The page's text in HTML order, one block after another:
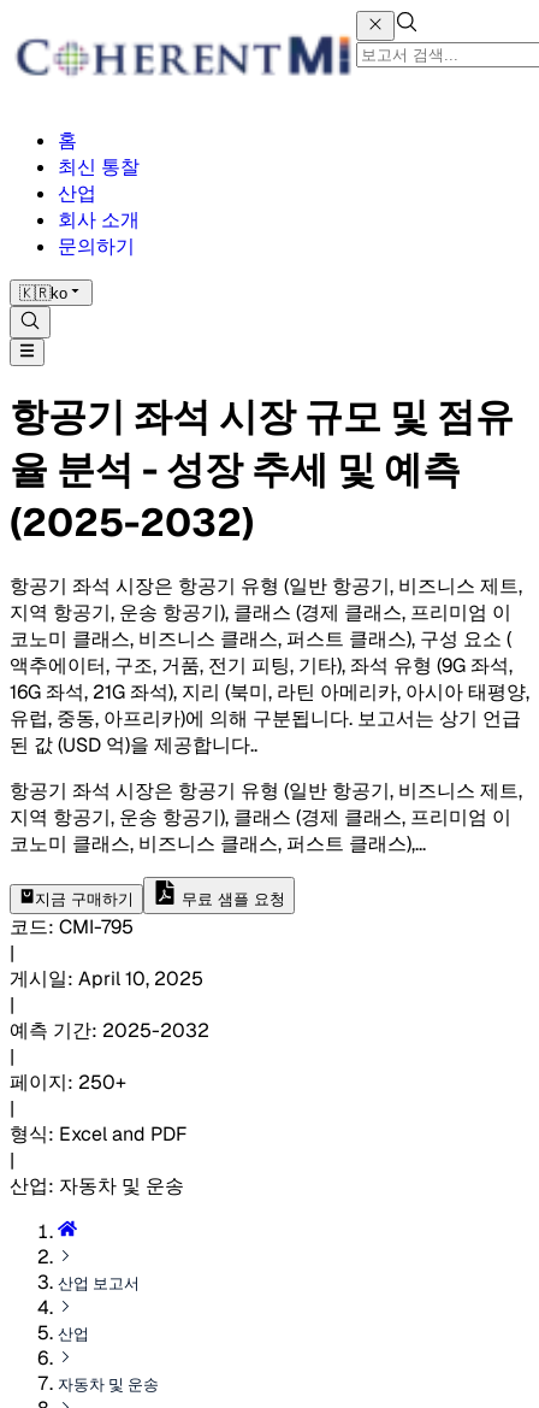
홈
최신 통찰
산업
회사 소개
문의하기
🇰🇷ko
항공기 좌석 시장 규모 및 점유
율 분석 - 성장 추세 및 예측
(2025-2032)
항공기 좌석 시장은 항공기 유형 (일반 항공기, 비즈니스 제트,
지역 항공기, 운송 항공기), 클래스 (경제 클래스, 프리미엄 이
코노미 클래스, 비즈니스 클래스, 퍼스트 클래스), 구성 요소 (
액추에이터, 구조, 거품, 전기 피팅, 기타), 좌석 유형 (9G 좌석,
16G 좌석, 21G 좌석), 지리 (북미, 라틴 아메리카, 아시아 태평양,
유럽, 중동, 아프리카)에 의해 구분됩니다. 보고서는 상기 언급
된 값 (USD 억)을 제공합니다..
항공기 좌석 시장은 항공기 유형 (일반 항공기, 비즈니스 제트,
지역 항공기, 운송 항공기), 클래스 (경제 클래스, 프리미엄 이
코노미 클래스, 비즈니스 클래스, 퍼스트 클래스),...
지금 구매하기 무료 샘플 요청
코드: CMI-795
|
게시일: April 10, 2025
|
예측 기간: 2025-2032
|
페이지: 250+
|
형식: Excel and PDF
|
산업: 자동차 및 운송
산업 보고서
산업
자동차 및 운송